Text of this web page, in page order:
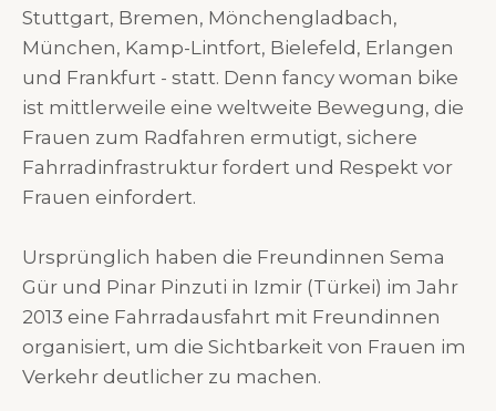
Stuttgart, Bremen, Mönchengladbach,
München, Kamp-Lintfort, Bielefeld, Erlangen
und Frankfurt - statt. Denn fancy woman bike
ist mittlerweile eine weltweite Bewegung, die
Frauen zum Radfahren ermutigt, sichere
Fahrradinfrastruktur fordert und Respekt vor
Frauen einfordert.
Ursprünglich haben die Freundinnen Sema
Gür und Pinar Pinzuti in Izmir (Türkei) im Jahr
2013 eine Fahrradausfahrt mit Freundinnen
organisiert, um die Sichtbarkeit von Frauen im
Verkehr deutlicher zu machen.